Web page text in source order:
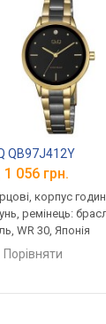
QB97J412Y
1 056 грн.
корпус
ремінець:
WR 30, Японія
порівняти